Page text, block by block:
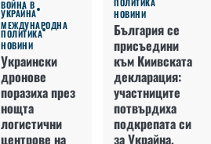
ВОЙНА В
УКРАЙНА
МЕЖДУНАРОДНА
ПОЛИТИКА
НОВИНИ
Украински
дронове
поразиха през
нощта
логистични
центрове на
ПОЛИТИКА
НОВИНИ
България се
присъедини
към Киивската
декларация:
участниците
потвърдиха
подкрепата си
за Украйна,